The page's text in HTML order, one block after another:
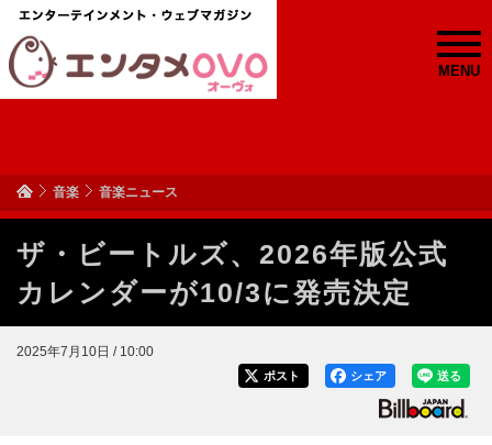
MENU
音楽 音楽ニュース
ザ・ビートルズ、2026年版公式
カレンダーが10/3に発売決定
2025年7月10日 / 10:00
送る
シェア
ポスト